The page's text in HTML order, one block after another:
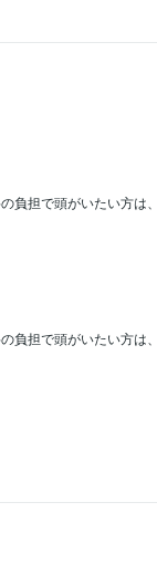
負担で頭がいたい方は
負担で頭がいたい方は